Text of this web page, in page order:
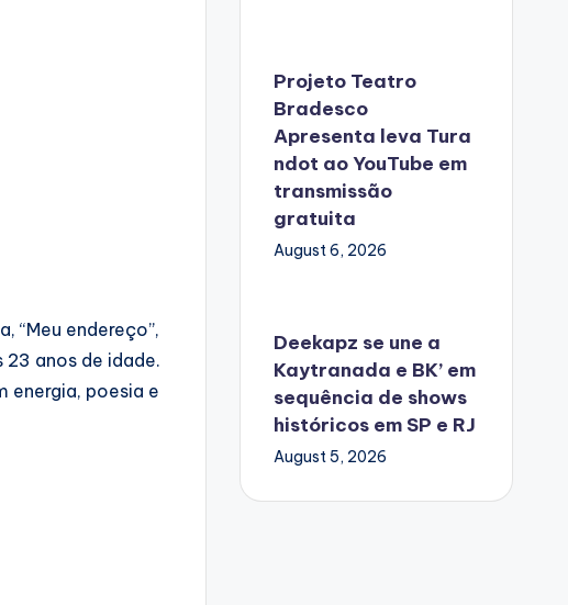
“Meu endereço”,
anos de idade.
energia, poesia e
Projeto Teatro
Bradesco
Apresenta leva Tura
ndot ao YouTube em
transmissão
gratuita
August 6, 2026
Deekapz se une a
Kaytranada e BK’ em
sequência de shows
históricos em SP e RJ
August 5, 2026